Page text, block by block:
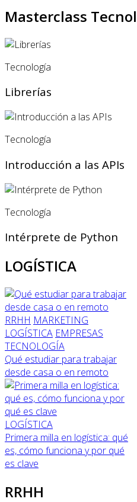
Masterclass
Tecnología
Librerías
Tecnología
Introducción a las APIs
Tecnología
Intérprete de Python
LOGÍSTICA
RRHH MARKETING
LOGÍSTICA EMPRESAS
TECNOLOGÍA
Qué estudiar para trabajar
desde casa o en remoto
LOGÍSTICA
Primera milla en logística: qué
es, cómo funciona y por qué
es clave
RRHH